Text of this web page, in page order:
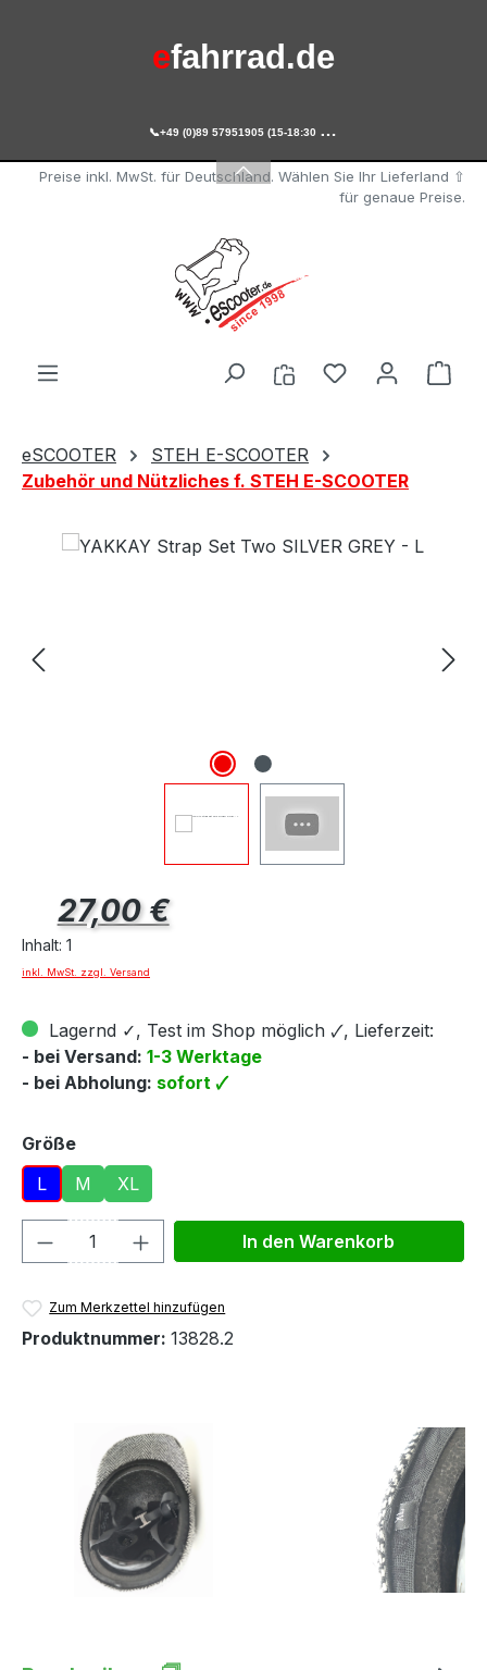
escooter.de
efahrrad.de

+49 (0)89 57951905 (15-18:30 Uhr)
Preise inkl. MwSt. für Deutschland. Wählen Sie Ihr Lieferland ⇧
für genaue Preise.
Du hast 0
eSCOOTER
STEH E-SCOOTER
Zubehör und Nützliches f. STEH E-SCOOTER
Regulärer Preis:
27,00 €
Inhalt: 1
inkl. MwSt. zzgl. Versand
Lagernd ✓, Test im Shop möglich 🗸, Lieferzeit:
- bei Versand: 1-3 Werktage
- bei Abholung: sofort 🗸
Größeauswählen
L
M XL
Produkt Anzahl: Gib denIn den Warenkorb
Zum Merkzettel hinzufügen
Produktnummer: 13828.2